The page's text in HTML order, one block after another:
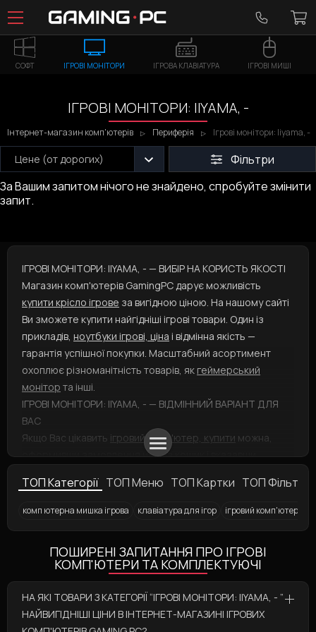
СОФТ ІГРОВІ МОНІТОРИ ІГРОВА КЛАВІАТУРА ІГРОВІ МИШІ
ІГРОВІ МОНІТОРИ: IIYAMA, -
Інтернет-магазин комп'ютерів Периферія Ігрові монітори: Iiyama, -
Цене (от дорогих)
Фільтри
За Вашим запитом нічого не знайдено, спробуйте змінити
запит.
ІГРОВІ МОНІТОРИ: IIYAMA, - — ВИБІР НА КОРИСТЬ ЯКОСТІ
Магазин комп'ютерів GamingPC дарує можливість
купити крісло ігрове за вигідною ціною. На нашому сайті
Ви зможете купити найгідніші ігрові товари. Один із
прикладів, ноутбуки ігрові, ціна і відмінна якість —
гарантія успішної покупки. Масштабний асортимент
охоплює різноманітність товарів, як геймерський
монітор та інші.
ІГРОВІ МОНІТОРИ: IIYAMA, - — ВІДМІННИЙ ВАРІАНТ ДЛЯ
ВАС
Якщо Вас цікавить ігровий комп'ютер, купити можна,
оформивши замовлення через кошик і вказавши
представлені у різнотипних варіаціях: вибирайте
швидше! Ви збираєтеся купити такий продукт, як
ТОП Категорії ТОП Меню ТОП Картки ТОП Фільтри
комп ютерна мишка ігрова клавіатура для ігор
ігровий комп'ютер
Ігровий комп'ютер
Ігрові ноутбуки Аксесуари для геймерів Ігрова
Ігрова клавіатура Logitech G713 Linear Ігровий килимок для миші 2E
Ігрові клавіатури у Львові Ігрові килимки для миші у Харкові
ПОШИРЕНІ ЗАПИТАННЯ ПРО ІГРОВІ
КОМП'ЮТЕРИ ТА КОМПЛЕКТУЮЧІ
НА ЯКІ ТОВАРИ З КАТЕГОРІЇ “ІГРОВІ МОНІТОРИ: IIYAMA, - ”
НАЙВИГІДНІШІ ЦІНИ В ІНТЕРНЕТ-МАГАЗИНІ ІГРОВИХ